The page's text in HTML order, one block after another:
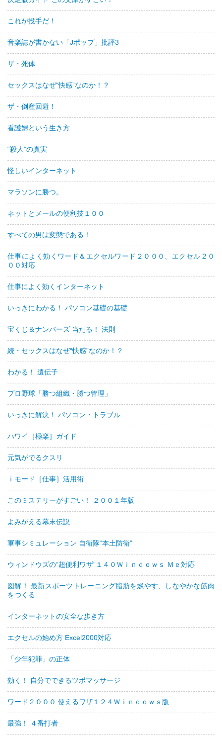
これが投手だ！
音楽誌が書かない「Jポップ」批評3
ザ・死体
セックスはなぜ“快感”なのか！？
ザ・倒産回避！
看護婦という生き方
“殺人”の真実
怪しいインターネット
マラソンに勝つ。
ネットとメールの便利技１００
すべての男は変態である！
仕事によく効くワード＆エクセルワード２０００、エクセル２０
００対応
仕事によく効くインターネット
いっきにわかる！ パソコン基礎の基礎
宝くじ＆ナンバーズ 当たる！ 法則
続・セックスはなぜ“快感”なのか！？
わかる！ 遺伝子
プロ野球「勝つ組織・勝つ管理」
いっきに解決！ パソコン・トラブル
ハワイ［極楽］ガイド
元気がでるクスリ
ｉモード［仕事］活用術
このミステリーがすごい！ ２００１年版
よみがえる幕末伝説
軍事シミュレーション 自衛隊“本土防衛”
ウィンドウズの“超便利ワザ”１４０Ｗｉｎｄｏｗｓ Ｍｅ対応
図解！ 最新スポーツトレーニング脂肪を燃やす、しなやかな筋肉
をつくる
インターネットの安全な歩き方
エクセルの始め方 Excel2000対応
「少年犯罪」の正体
効く！ 自分でできるツボマッサージ
ワード２０００ 使えるワザ１２４Ｗｉｎｄｏｗｓ版
最強！ ４番打者